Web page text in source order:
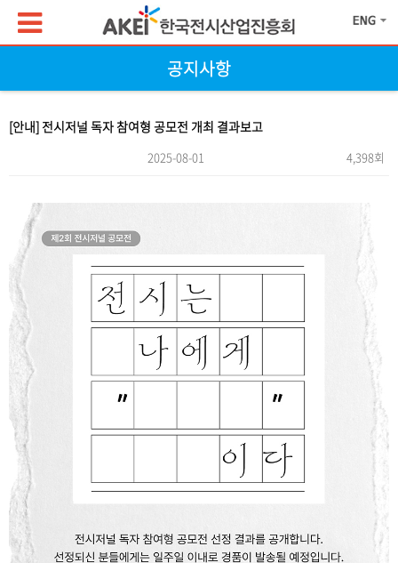
공지사항
[안내] 전시저널 독자 참여형 공모전 개최 결과보고
2025-08-01 4,398회
본문